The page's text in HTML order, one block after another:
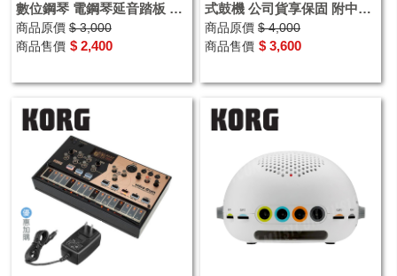
數位鋼琴 電鋼琴延音踏板 電
子琴 延音控制踏板
商品原價 $ 3,000
商品售價 $ 2,400
式鼓機 公司貨享保固 附中文
說明書
商品原價 $ 4,000
商品售價 $ 3,600